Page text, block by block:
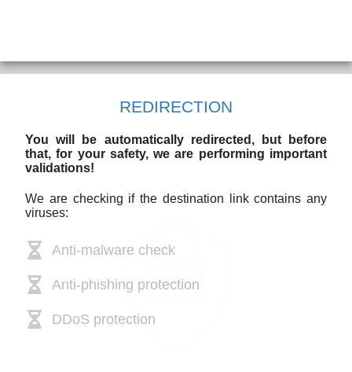
REDIRECTION
You will be automatically redirected, but before
that, for your safety, we are performing important
validations!
We are checking if the destination link contains any
viruses:
Anti-malware check
Anti-phishing protection
DDoS protection